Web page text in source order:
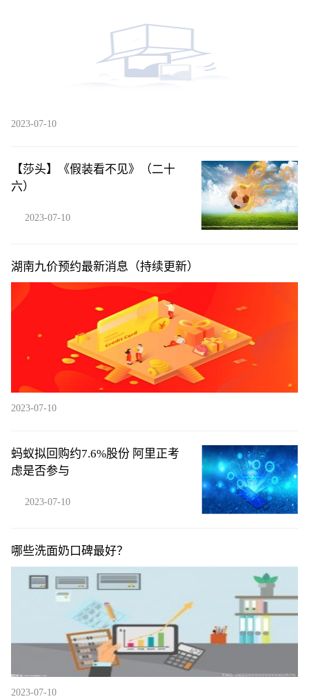
2023-07-10
【莎头】《假装看不见》（二十
六）
2023-07-10
湖南九价预约最新消息（持续更新）
2023-07-10
蚂蚁拟回购约7.6%股份 阿里正考
虑是否参与
2023-07-10
哪些洗面奶口碑最好？
2023-07-10